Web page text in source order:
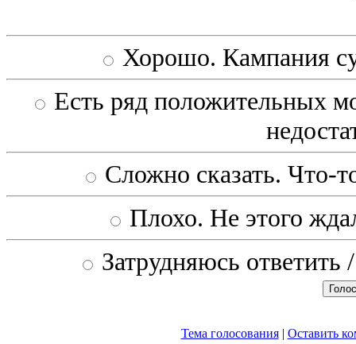
Хорошо. Кампания
Есть ряд положительных
Сложно сказать. Что-
Плохо. Не этого
Затрудняюсь
Тема голосования| Оставить